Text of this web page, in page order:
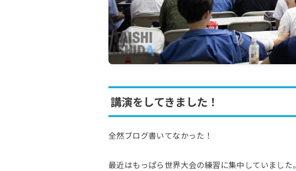
講演をしてきました！
全然ブログ書いてなかった！
最近はもっぱら世界大会の練習に集中していました。